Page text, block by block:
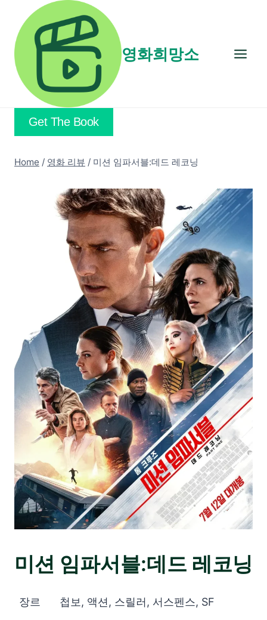
content
영화희망소
Get The Book
Home / 영화 리뷰 / 미션 임파서블:데드 레코닝
미션 임파서블:데드 레코닝
장르 첩보, 액션, 스릴러, 서스펜스, SF